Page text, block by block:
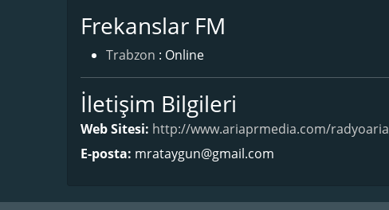
Frekanslar FM
Trabzon : Online
İletişim Bilgileri
Web Sitesi: http://www.ariaprmedia.com/radyoaria
E-posta: mrataygun@gmail.com